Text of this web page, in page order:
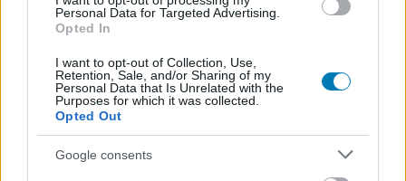
Personal Data for Targeted Advertising.
Opted In
I want to opt-out of Collection, Use,
Retention, Sale, and/or Sharing of my
Personal Data that Is Unrelated with the
Purposes for which it was collected.
Opted Out
Google consents